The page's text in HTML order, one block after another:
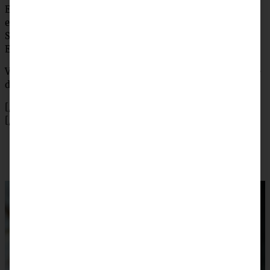
Erdbeeren auftauen und mit dem Pürierstaab pürieren. In
eine Topf geben, mit dem Zucker erwärmen. 1 EL
Speisestärke in etwas Wasser auflösen und zu der
Erdbeermasse geben. Aufkochen, dann abkühlen lassen.
Vor dem Servieren den Cheesecake mit dem Erdbeerpüree
dekorieren.
[/tab]
[/tabs]